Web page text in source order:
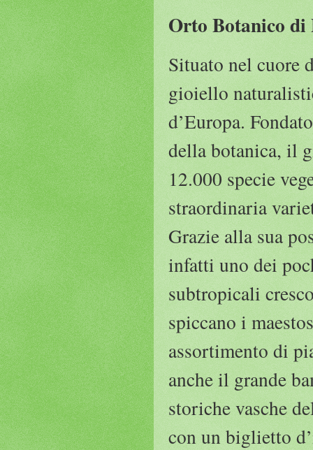
Orto Botanico di
Situato nel cuore
gioiello
d’Europa.
della botanica, il
12.000 specie
straordinaria
Grazie alla sua
infatti uno dei
subtropicali
spiccano i
assortimento di
anche il grande
storiche vasche
con un biglietto